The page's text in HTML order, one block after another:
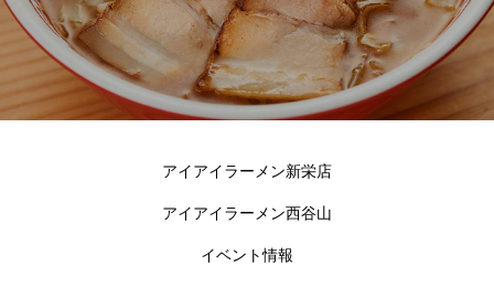
アイアイラーメン新栄店
アイアイラーメン西谷山
イベント情報